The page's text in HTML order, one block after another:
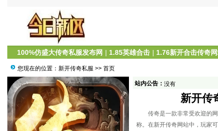
100%仿盛大传奇私服发布网 | 1.85英雄合击 | 1.76新开合击传奇
您现在的位置： 新开传奇私服 >> 首页
站内公告： 没有
新开传
传奇是一款非常受欢迎的网
称。在新开传奇网站中，玩家